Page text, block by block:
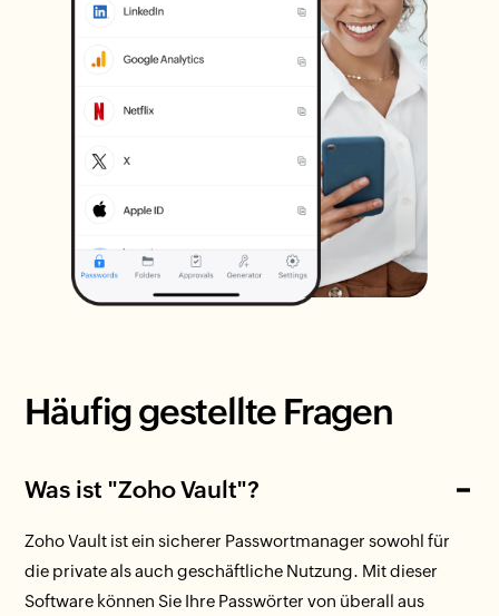
Häufig gestellte Fragen
Was ist "Zoho Vault"?
Zoho Vault ist ein sicherer Passwortmanager sowohl für
die private als auch geschäftliche Nutzung. Mit dieser
Software können Sie Ihre Passwörter von überall aus